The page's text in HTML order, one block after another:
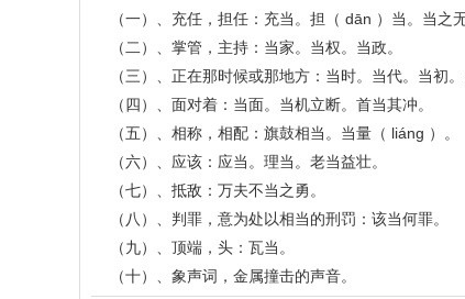
（一）、充任，担任：充当。担（ dān ）当。当之无
（二）、掌管，主持：当家。当权。当政。
（三）、正在那时候或那地方：当时。当代。当初
（四）、面对着：当面。当机立断。首当其冲。
（五）、相称，相配：旗鼓相当。当量（ liáng ）。
（六）、应该：应当。理当。老当益壮。
（七）、抵敌：万夫不当之勇。
（八）、判罪，意为处以相当的刑罚：该当何罪。
（九）、顶端，头：瓦当。
（十）、象声词，金属撞击的声音。